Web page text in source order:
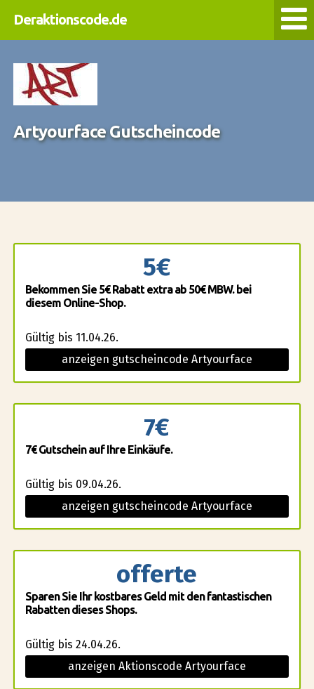
Deraktionscode.de
Artyourface Gutscheincode
5€
Bekommen Sie 5€ Rabatt extra ab 50€ MBW. bei
diesem Online-Shop.
Gültig bis 11.04.26.
anzeigen gutscheincode Artyourface
7€
7€ Gutschein auf Ihre Einkäufe.
Gültig bis 09.04.26.
anzeigen gutscheincode Artyourface
offerte
Sparen Sie Ihr kostbares Geld mit den fantastischen
Rabatten dieses Shops.
Gültig bis 24.04.26.
anzeigen Aktionscode Artyourface